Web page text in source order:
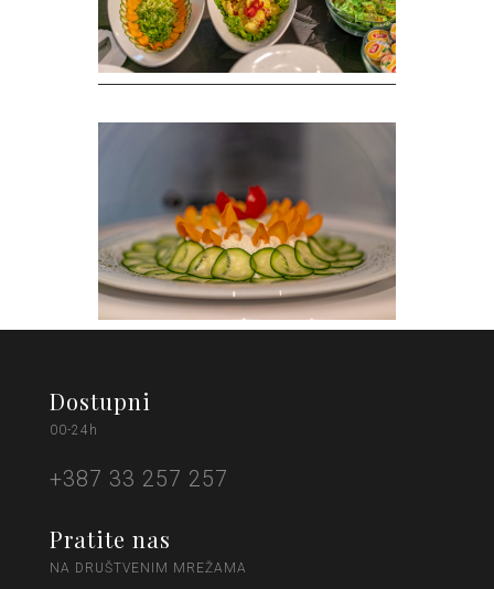
Dostupni
00-24h
+387 33 257 257
Pratite nas
NA DRUŠTVENIM MREŽAMA